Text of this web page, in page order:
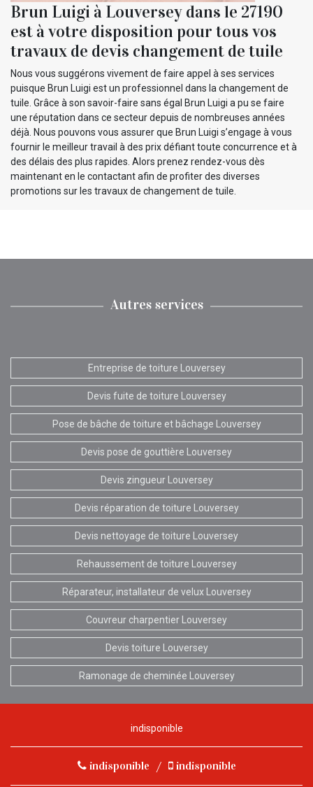
Brun Luigi à Louversey dans le 27190
est à votre disposition pour tous vos
travaux de devis changement de tuile
Nous vous suggérons vivement de faire appel à ses services
puisque Brun Luigi est un professionnel dans la changement de
tuile. Grâce à son savoir-faire sans égal Brun Luigi a pu se faire
une réputation dans ce secteur depuis de nombreuses années
déjà. Nous pouvons vous assurer que Brun Luigi s’engage à vous
fournir le meilleur travail à des prix défiant toute concurrence et à
des délais des plus rapides. Alors prenez rendez-vous dès
maintenant en le contactant afin de profiter des diverses
promotions sur les travaux de changement de tuile.
Autres services
Entreprise de toiture Louversey
Devis fuite de toiture Louversey
Pose de bâche de toiture et bâchage Louversey
Devis pose de gouttière Louversey
Devis zingueur Louversey
Devis réparation de toiture Louversey
Devis nettoyage de toiture Louversey
Rehaussement de toiture Louversey
Réparateur, installateur de velux Louversey
Couvreur charpentier Louversey
Devis toiture Louversey
Ramonage de cheminée Louversey
indisponible
indisponible / indisponible